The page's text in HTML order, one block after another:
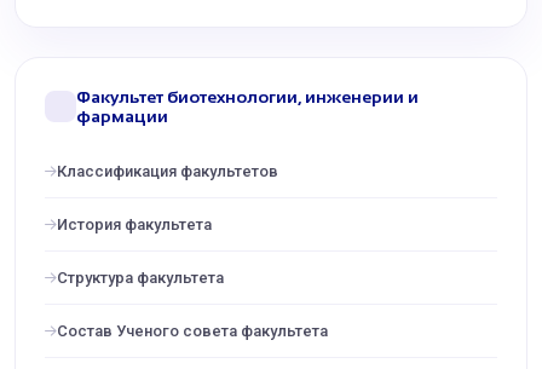
Факультет биотехнологии, инженерии и
фармации
Классификация факультетов
История факультета
Структура факультета
Состав Ученого совета факультета